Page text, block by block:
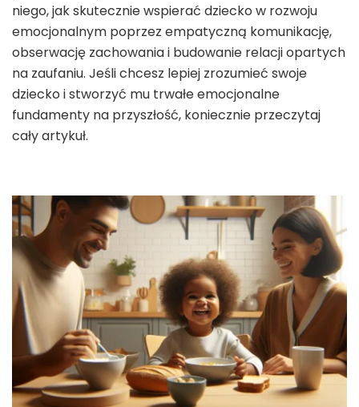
niego, jak skutecznie wspierać dziecko w rozwoju
emocjonalnym poprzez empatyczną komunikację,
obserwację zachowania i budowanie relacji opartych
na zaufaniu. Jeśli chcesz lepiej zrozumieć swoje
dziecko i stworzyć mu trwałe emocjonalne
fundamenty na przyszłość, koniecznie przeczytaj
cały artykuł.